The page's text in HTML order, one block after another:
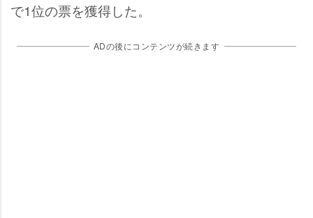
で1位の票を獲得した。
ADの後にコンテンツが続きます